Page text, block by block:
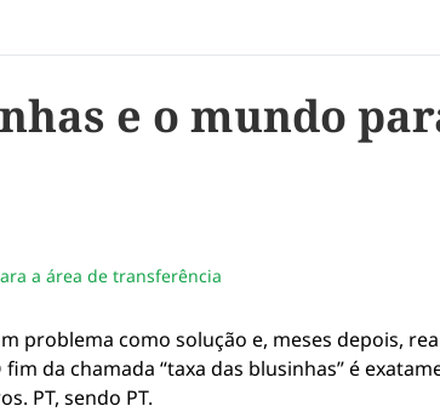
e o mundo
a área de transferência
problema como solução e, meses depois,
da chamada “taxa das blusinhas” é
PT, sendo PT.